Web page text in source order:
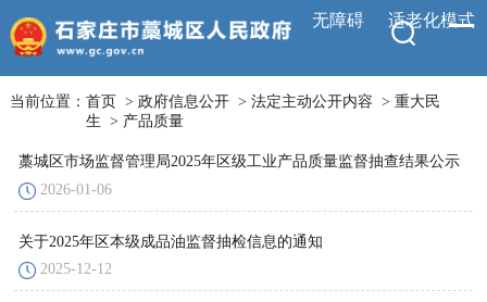
无障碍 适老化模式
当前位置： 首页 > 政府信息公开> 法定主动公开内容 > 重大民
生 > 产品质量
藁城区市场监督管理局2025年区级工业产品质量监督抽查结果公示
2026-01-06
关于2025年区本级成品油监督抽检信息的通知
2025-12-12